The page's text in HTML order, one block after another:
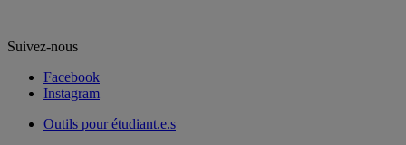
Suivez-nous
Facebook
Instagram
Outils pour étudiant.e.s